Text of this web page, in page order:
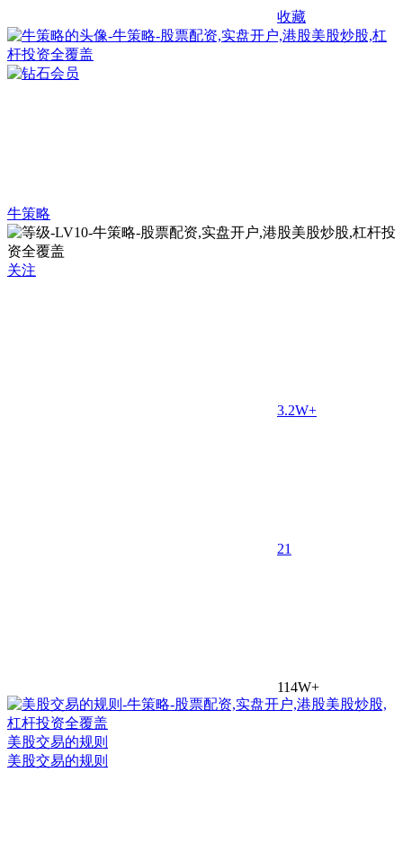
收藏
牛策略
关注
3.2W+
21
114W+
美股交易的规则
美股交易的规则